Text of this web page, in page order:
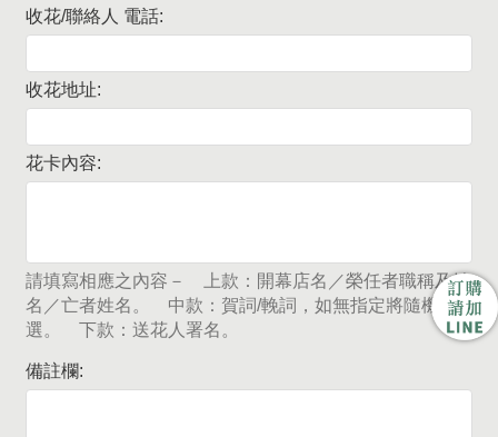
收花/聯絡人 電話:
收花地址:
花卡內容:
請填寫相應之內容－ 上款：開幕店名／榮任者職稱及姓
名／亡者姓名。 中款：賀詞/輓詞，如無指定將隨機挑
選。 下款：送花人署名。
備註欄: